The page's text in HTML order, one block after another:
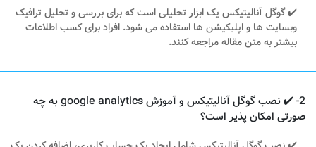
✔️ گوگل آنالیتیکس یک ابزار تحلیلی است که برای بررسی و تحلیل ترافیک
وبسایت ها و اپلیکیشن ها استفاده می شود. افراد برای کسب اطلاعات
بیشتر به متن مقاله مراجعه کنند.
2- ✔️ نصب گوگل آنالیتیکس و آموزش google analytics به چه
صورتی امکان پذیر است؟